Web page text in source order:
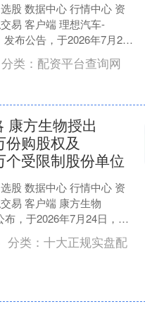
股 数据中心 行情中心 资
易 客户端 理想汽车-
发布公告，于2026年7月24
万美元回购53.4万....
分类： 配资平台查询网
康方生物授出
购股权及
个受限制股份单位
股 数据中心 行情中心 资
易 客户端 康方生物
布，于2026年7月24日，公
计划向167名承授人授出
分类： 十大正规实盘配